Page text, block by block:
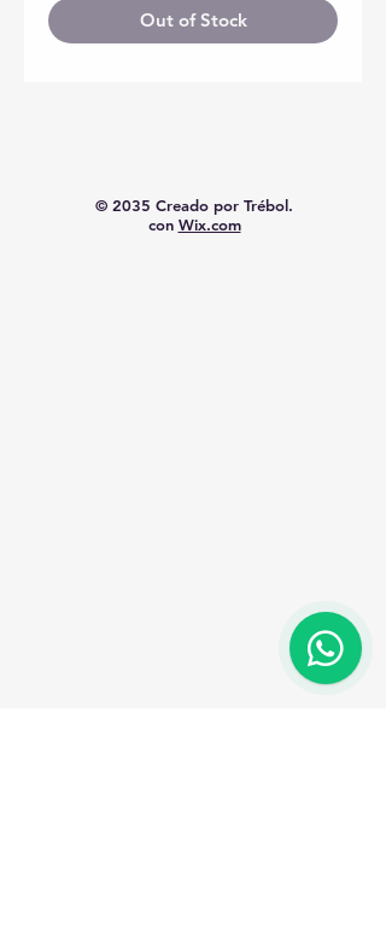
Out of Stock
© 2035 Creado por Trébol.
con Wix.com